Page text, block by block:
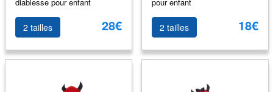
2 tailles 28€ 2 tailles 18€